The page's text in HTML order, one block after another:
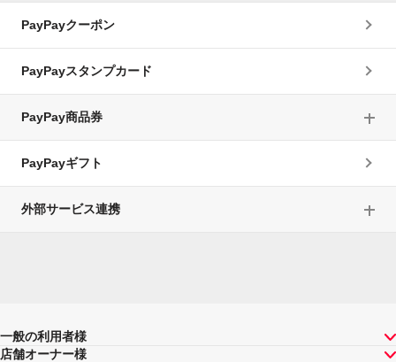
PayPayクーポン
PayPayスタンプカード
PayPay商品券
PayPayギフト
外部サービス連携
一般の利用者様
店舗オーナー様